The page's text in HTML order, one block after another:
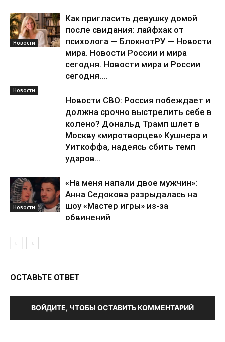
Новости
Как пригласить девушку домой
после свидания: лайфхак от
психолога — БлокнотРУ — Новости
мира. Новости России и мира
сегодня. Новости мира и России
сегодня....
Новости
Новости СВО: Россия побеждает и
должна срочно выстрелить себе в
колено? Дональд Трамп шлет в
Москву «миротворцев» Кушнера и
Уиткоффа, надеясь сбить темп
ударов...
Новости
«На меня напали двое мужчин»:
Анна Седокова разрыдалась на
шоу «Мастер игры» из-за
обвинений
ОСТАВЬТЕ ОТВЕТ
ВОЙДИТЕ, ЧТОБЫ ОСТАВИТЬ КОММЕНТАРИЙ